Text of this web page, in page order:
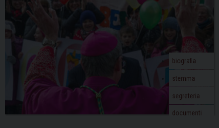
biografia
stemma
segreteria
documenti